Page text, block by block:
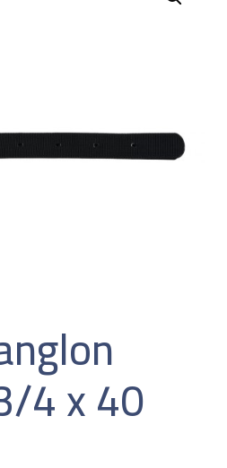
4 x 40